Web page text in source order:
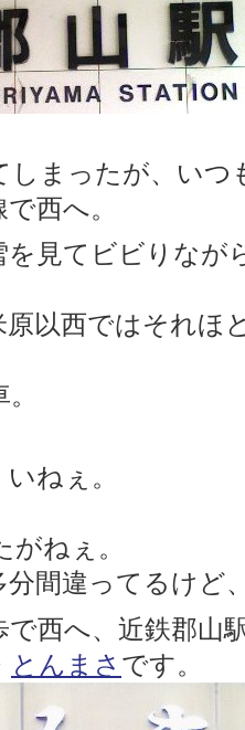
しまったが、いつ
西へ。
を見てビビりなが
原以西ではそれほ
ねぇ。
ねぇ。
分間違ってるけど
で西へ、近鉄郡山
とんまさ です。